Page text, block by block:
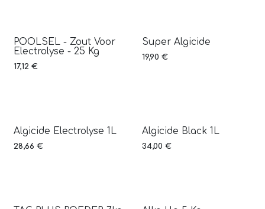
POOLSEL - Zout Voor
Electrolyse - 25 Kg
17,12 €
Super Algicide
19,90 €
Algicide Electrolyse 1L
28,66 €
Algicide Black 1L
34,00 €